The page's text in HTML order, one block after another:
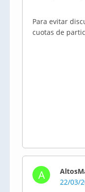
Para evitar
cuotas de
A
22/03/